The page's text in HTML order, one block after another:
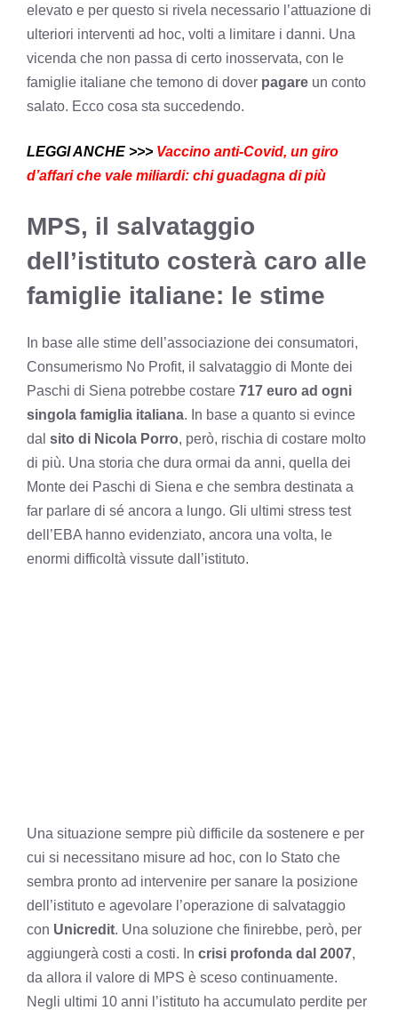
elevato e per questo si rivela necessario l’attuazione di
ulteriori interventi ad hoc, volti a limitare i danni. Una
vicenda che non passa di certo inosservata, con le
famiglie italiane che temono di dover pagare un conto
salato. Ecco cosa sta succedendo.
LEGGI ANCHE >>> Vaccino anti-Covid, un giro
d’affari che vale miliardi: chi guadagna di più
MPS, il salvataggio
dell’istituto costerà caro alle
famiglie italiane: le stime
In base alle stime dell’associazione dei consumatori,
Consumerismo No Profit, il salvataggio di Monte dei
Paschi di Siena potrebbe costare 717 euro ad ogni
singola famiglia italiana. In base a quanto si evince
dal sito di Nicola Porro, però, rischia di costare molto
di più. Una storia che dura ormai da anni, quella dei
Monte dei Paschi di Siena e che sembra destinata a
far parlare di sé ancora a lungo. Gli ultimi stress test
dell’EBA hanno evidenziato, ancora una volta, le
enormi difficoltà vissute dall’istituto.
Una situazione sempre più difficile da sostenere e per
cui si necessitano misure ad hoc, con lo Stato che
sembra pronto ad intervenire per sanare la posizione
dell’istituto e agevolare l’operazione di salvataggio
con Unicredit. Una soluzione che finirebbe, però, per
aggiungerà costi a costi. In crisi profonda dal 2007,
da allora il valore di MPS è sceso continuamente.
Negli ultimi 10 anni l’istituto ha accumulato perdite per